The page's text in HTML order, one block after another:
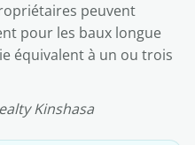
peuvent
pour les baux longue
équivalent à un ou trois
Kinshasa